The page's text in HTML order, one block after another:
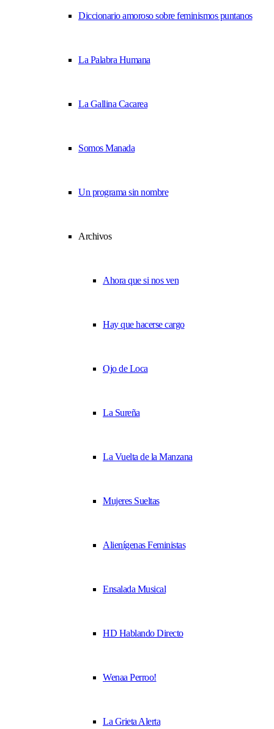
Diccionario amoroso sobre feminismos puntanos
La Palabra Humana
La Gallina Cacarea
Somos Manada
Un programa sin nombre
Archivos
Ahora que si nos ven
Hay que hacerse cargo
Ojo de Loca
La Sureña
La Vuelta de la Manzana
Mujeres Sueltas
Alienígenas Feministas
Ensalada Musical
HD Hablando Directo
Wenaa Perroo!
La Grieta Alerta